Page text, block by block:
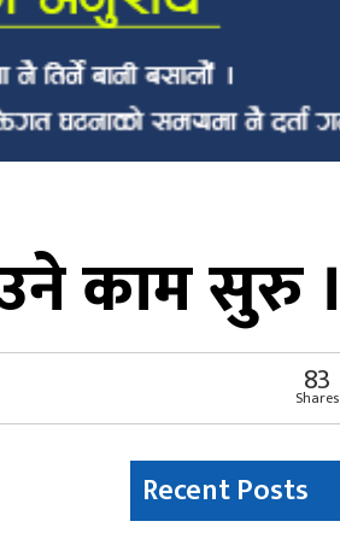
काम सुरु ।
83
Shares
Recent Posts